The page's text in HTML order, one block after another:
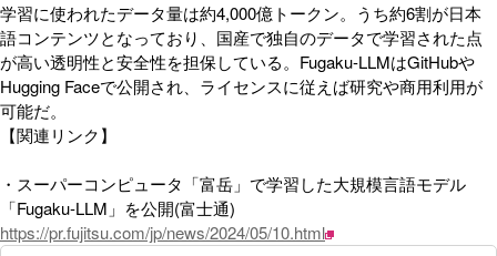
学習に使われたデータ量は約4,000億トークン。うち約6割が日本
語コンテンツとなっており、国産で独自のデータで学習された点
が高い透明性と安全性を担保している。Fugaku-LLMはGitHubや
Hugging Faceで公開され、ライセンスに従えば研究や商用利用が
可能だ。
【関連リンク】
・スーパーコンピュータ「富岳」で学習した大規模言語モデル
「Fugaku-LLM」を公開(富士通)
https://pr.fujitsu.com/jp/news/2024/05/10.html